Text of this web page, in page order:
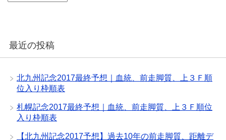
最近の投稿
北九州記念2017最終予想｜血統、前走脚質、上３Ｆ順
位入り枠順表
札幌記念2017最終予想｜血統、前走脚質、上３Ｆ順位
入り枠順表
【北九州記念2017予想】過去10年の前走脚質、距離デ